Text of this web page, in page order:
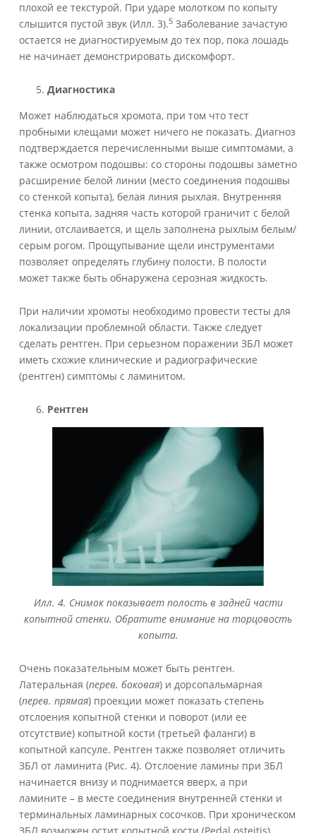
плохой ее текстурой. При ударе молотком по копыту
слышится пустой звук (Илл. 3).5Заболевание зачастую
остается не диагностируемым до тех пор, пока лошадь
не начинает демонстрировать дискомфорт.
Диагностика
Может наблюдаться хромота, при том что тест
пробными клещами может ничего не показать. Диагноз
подтверждается перечисленными выше симптомами, а
также осмотром подошвы: со стороны подошвы заметно
расширение белой линии (место соединения подошвы
со стенкой копыта), белая линия рыхлая. Внутренняя
стенка копыта, задняя часть которой граничит с белой
линии, отслаивается, и щель заполнена рыхлым белым/
серым рогом. Прощупывание щели инструментами
позволяет определять глубину полости. В полости
может также быть обнаружена серозная жидкость.
При наличии хромоты необходимо провести тесты для
локализации проблемной области. Также следует
сделать рентген. При серьезном поражении ЗБЛ может
иметь схожие клинические и радиографические
(рентген) симптомы с ламинитом.
Рентген
Илл. 4. Снимок показывает полость в задней части
копытной стенки. Обратите внимание на торцовость
копыта.
Очень показательным может быть рентген.
Латеральная (перев. боковая) и дорсопальмарная
(перев. прямая) проекции может показать степень
отслоения копытной стенки и поворот (или ее
отсутствие) копытной кости (третьей фаланги) в
копытной капсуле. Рентген также позволяет отличить
ЗБЛ от ламинита (Рис. 4). Отслоение ламины при ЗБЛ
начинается внизу и поднимается вверх, а при
ламините – в месте соединения внутренней стенки и
терминальных ламинарных сосочков. При хроническом